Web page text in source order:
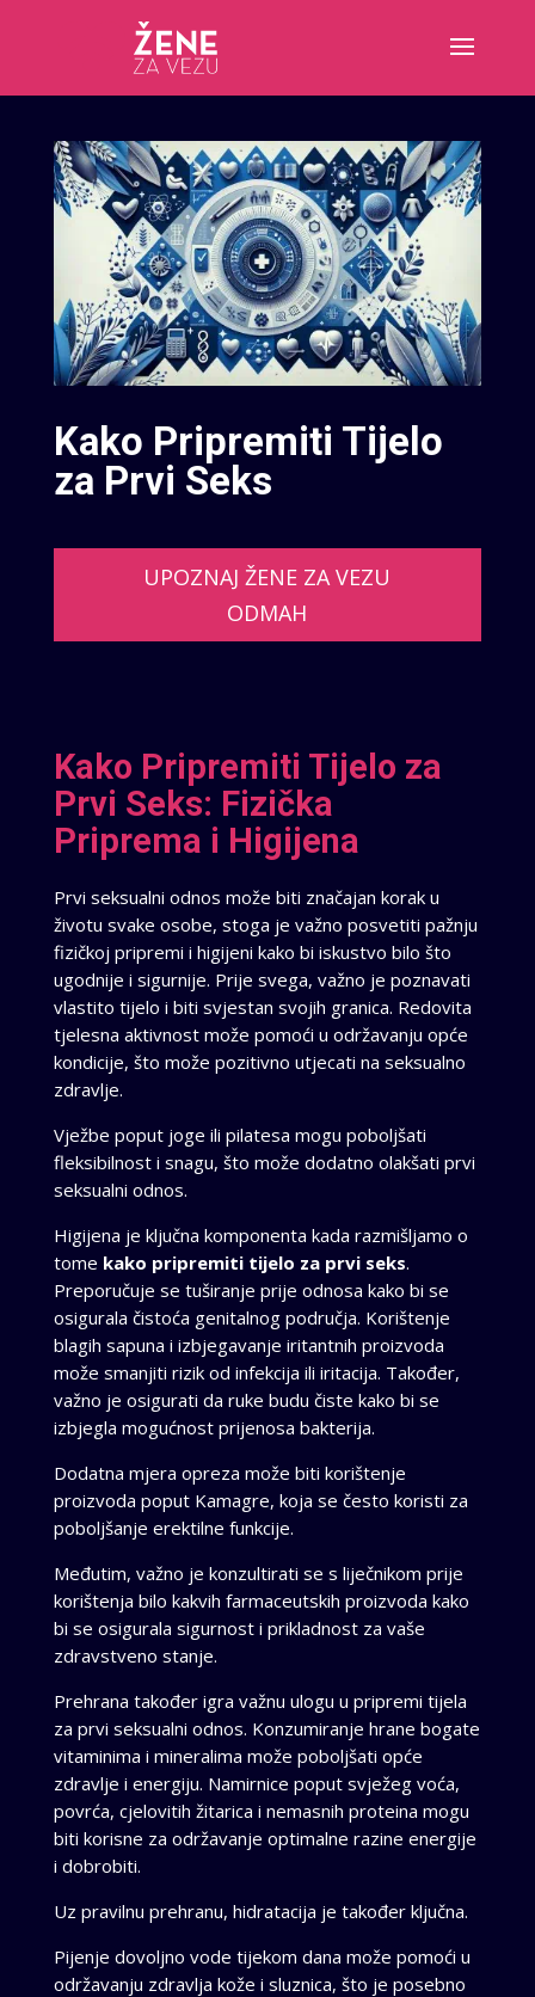
Kako Pripremiti Tijelo
za Prvi Seks
UPOZNAJ ŽENE ZA VEZU
ODMAH
Kako Pripremiti Tijelo za
Prvi Seks: Fizička
Priprema i Higijena
Prvi seksualni odnos može biti značajan korak u
životu svake osobe, stoga je važno posvetiti pažnju
fizičkoj pripremi i higijeni kako bi iskustvo bilo što
ugodnije i sigurnije. Prije svega, važno je poznavati
vlastito tijelo i biti svjestan svojih granica. Redovita
tjelesna aktivnost može pomoći u održavanju opće
kondicije, što može pozitivno utjecati na seksualno
zdravlje.
Vježbe poput joge ili pilatesa mogu poboljšati
fleksibilnost i snagu, što može dodatno olakšati prvi
seksualni odnos.
Higijena je ključna komponenta kada razmišljamo o
tome kako pripremiti tijelo za prvi seks.
Preporučuje se tuširanje prije odnosa kako bi se
osigurala čistoća genitalnog područja. Korištenje
blagih sapuna i izbjegavanje iritantnih proizvoda
može smanjiti rizik od infekcija ili iritacija. Također,
važno je osigurati da ruke budu čiste kako bi se
izbjegla mogućnost prijenosa bakterija.
Dodatna mjera opreza može biti korištenje
proizvoda poput Kamagre, koja se često koristi za
poboljšanje erektilne funkcije.
Međutim, važno je konzultirati se s liječnikom prije
korištenja bilo kakvih farmaceutskih proizvoda kako
bi se osigurala sigurnost i prikladnost za vaše
zdravstveno stanje.
Prehrana također igra važnu ulogu u pripremi tijela
za prvi seksualni odnos. Konzumiranje hrane bogate
vitaminima i mineralima može poboljšati opće
zdravlje i energiju. Namirnice poput svježeg voća,
povrća, cjelovitih žitarica i nemasnih proteina mogu
biti korisne za održavanje optimalne razine energije
i dobrobiti.
Uz pravilnu prehranu, hidratacija je također ključna.
Pijenje dovoljno vode tijekom dana može pomoći u
održavanju zdravlja kože i sluznica, što je posebno